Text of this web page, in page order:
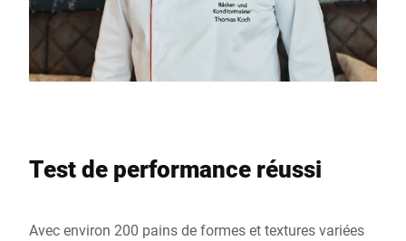
Test de performance réussi
Avec environ 200 pains de formes et textures variées